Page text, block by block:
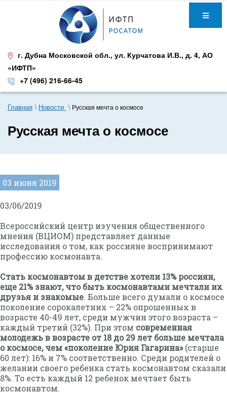
г. Дубна Московской обл., ул. Курчатова И.В., д. 4, АО
«ИФТП»
+7 (496) 216-66-45
Главная Новости Русская мечта о космосе
Русская мечта о космосе
03 июня 2019
03/06/2019
Всероссийский центр изучения общественного
мнения (ВЦИОМ) представляет данные
исследования о том, как россияне воспринимают
профессию космонавта.
Стать космонавтом в детстве хотели 13% россиян,
еще 21% знают, что быть космонавтами мечтали их
друзья и знакомые. Больше всего думали о космосе
поколение сорокалетних – 22% опрошенных в
возрасте 40-49 лет, среди мужчин этого возраста –
каждый третий (32%). При этом современная
молодежь в возрасте от 18 до 29 лет больше мечтала
о космосе, чем «поколение Юрия Гагарина»(старше
60 лет): 16% и 7% соответственно. Среди родителей о
желании своего ребенка стать космонавтом сказали
8%. То есть каждый 12 ребенок мечтает быть
космонавтом.